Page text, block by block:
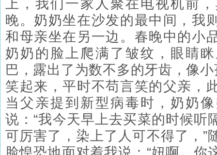
上，我们一家人聚在电视机前
晚。奶奶坐在沙发的最中间，我
和母亲坐在另一边。春晚中的小
奶奶的脸上爬满了皱纹，眼睛
巴，露出了为数不多的牙齿，像小
笑起来，平时不苟言笑的父亲，
当父亲提到新型病毒时，奶奶
说：“我今天早上去买菜的时候听
可厉害了，染上了人可不得了，”